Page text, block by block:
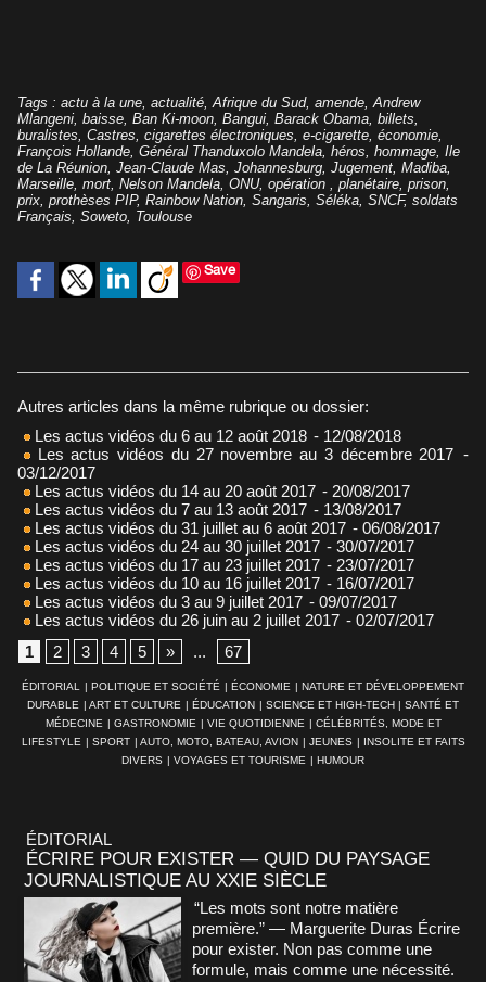
Tags : actu à la une actualité Afrique du Sud, amende Andrew
Mlangeni baisse Ban Ki-moon Bangui Barack Obama billets
buralistes Castres cigarettes électroniques e-cigarette économie
François Hollande Général Thanduxolo Mandela héros hommage Ile
de La Réunion Jean-Claude Mas Johannesburg Jugement Madiba
Marseille mort Nelson Mandela ONU, opération planétaire prison
prix prothèses PIP, Rainbow Nation Sangaris Séléka SNCF, soldats
Français Soweto Toulouse
Save
Autres articles dans la même rubrique ou dossier:
Les actus vidéos du 6 au 12 août 2018 - 12/08/2018
Les actus vidéos du 27 novembre au 3 décembre 2017 -
03/12/2017
Les actus vidéos du 14 au 20 août 2017 - 20/08/2017
Les actus vidéos du 7 au 13 août 2017 - 13/08/2017
Les actus vidéos du 31 juillet au 6 août 2017 - 06/08/2017
Les actus vidéos du 24 au 30 juillet 2017 - 30/07/2017
Les actus vidéos du 17 au 23 juillet 2017 - 23/07/2017
Les actus vidéos du 10 au 16 juillet 2017 - 16/07/2017
Les actus vidéos du 3 au 9 juillet 2017 - 09/07/2017
Les actus vidéos du 26 juin au 2 juillet 2017 - 02/07/2017
1
2 3 4 5 » ... 67
ÉDITORIAL | POLITIQUE ET SOCIÉTÉ | ÉCONOMIE | NATURE ET DÉVELOPPEMENT
DURABLE | ART ET CULTURE | ÉDUCATION | SCIENCE ET HIGH-TECH | SANTÉ ET
MÉDECINE | GASTRONOMIE | VIE QUOTIDIENNE | CÉLÉBRITÉS, MODE ET
LIFESTYLE | SPORT | AUTO, MOTO, BATEAU, AVION | JEUNES | INSOLITE ET FAITS
DIVERS | VOYAGES ET TOURISME | HUMOUR
ÉDITORIAL
ÉCRIRE POUR EXISTER — QUID DU PAYSAGE
JOURNALISTIQUE AU XXIE SIÈCLE
“Les mots sont notre matière
première.” — Marguerite Duras Écrire
pour exister. Non pas comme une
formule, mais comme une nécessité.